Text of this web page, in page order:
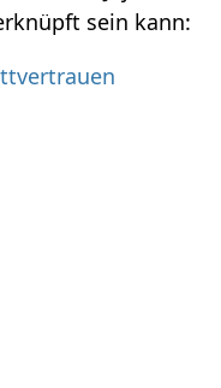
sein kann: